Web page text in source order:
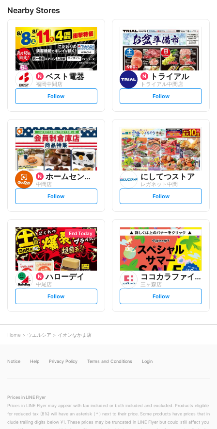
Nearby Stores
ベスト電器
福岡中間店
s
t
l
o
w
Follow
トライアル
トライアル中間店
s
t
l
o
w
Follow
ホームセンター グッデイ
中間店
s
t
l
o
w
Follow
にしてつストア
レガネット中間
s
t
l
o
w
Follow
End Today
ハローデイ
中尾店
s
t
o
w
Follow
ココカラファイン
三ヶ森店
s
t
Follow
Home ウエルシア イオンなかま店
Notice Help Privacy Policy Terms and Conditions Login
Prices in LINE Flyer
Prices in LINE Flyer may appear with tax included or both included and excluded. Products eligible
for reduced tax (8%) will have an asterisk (＊) next to their price. Some products have prices that in
clude trailing digits below ¥1. These prices may be truncated in LINE Flyer but could still affect you